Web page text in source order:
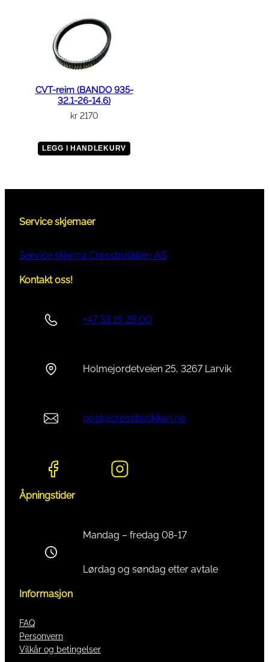
CVT-reim (BANDO 935-
32.1-26-14.6)
kr2170
LEGG I HANDLEKURV
Service skjemaer
Service skjema Crossbutikken AS
Kontakt oss!
+47 33 19 28 00
Holmejordetveien 25, 3267 Larvik
post@crossbutikken.no
Åpningstider
Mandag – fredag 08-17
Lørdag og søndag etter avtale
Informasjon
FAQ
Personvern
Vilkår og betingelser